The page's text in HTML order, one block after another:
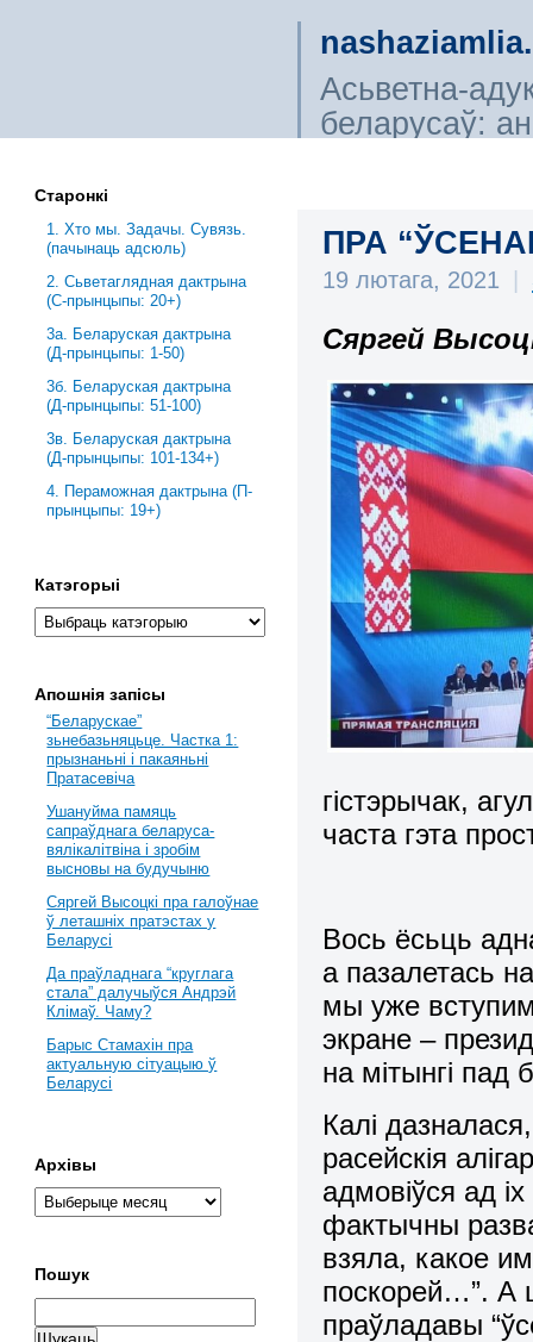
Асьветна-
беларусаў:
ПРА
19 лютага, 2021 |
Сяргей
гістэрычак,
часта гэта
Вось ёсьць
а пазалетась
мы уже
экране –
на мітынгі
Калі
расейскія
адмовіўся ад
фактычны
взяла, какое
поскорей…”. А
праўладавы
Старонкі
1. Хто мы. Задачы. Сувязь.
(пачынаць адсюль)
2. Сьветаглядная дактрына
(С-прынцыпы: 20+)
3a. Беларуская дактрына
(Д-прынцыпы: 1-50)
3б. Беларуская дактрына
(Д-прынцыпы: 51-100)
3в. Беларуская дактрына
(Д-прынцыпы: 101-134+)
4. Пераможная дактрына (П-
прынцыпы: 19+)
Катэгорыі
Апошнія запісы
“Беларускае”
зьнебазьняцьце. Частка 1:
прызнаньні і пакаяньні
Пратасевіча
Ушануйма памяць
сапраўднага беларуса-
вялікалітвіна і зробім
высновы на будучыню
Сяргей Высоцкі пра галоўнае
ў леташніх пратэстах у
Беларусі
Да праўладнага “круглага
стала” далучыўся Андрэй
Клімаў. Чаму?
Барыс Стамахін пра
актуальную сітуацыю ў
Беларусі
Архівы
Пошук